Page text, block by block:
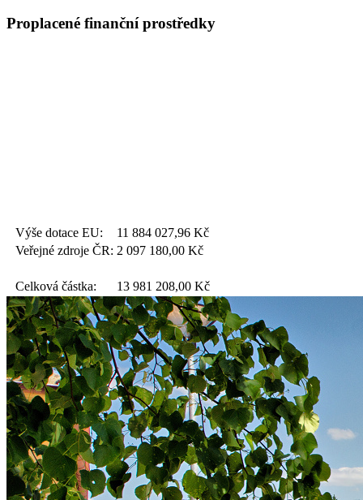
Proplacené finanční prostředky
Výše dotace EU: 11 884 027,96 Kč
Veřejné zdroje ČR: 2 097 180,00 Kč
Celková částka: 13 981 208,00 Kč